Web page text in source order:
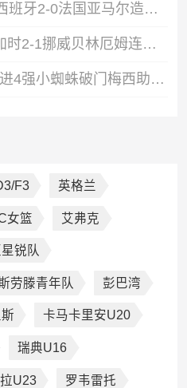
时隔16年进决赛！西班牙2-0法国亚马尔造点奥亚萨瓦尔、波罗破门
晋级四强！英格兰加时2-1挪威贝林厄姆连场双响谢尔德鲁普破门
阿根廷加时3-1瑞士进4强小蜘蛛破门梅西助攻麦卡恩博洛假摔染红
F3 英格兰
女篮 艾弗克
锐队
劳滕青年队 彭巴湾
卡马卡里安U20
瑞典U16
U23 罗韦雷托